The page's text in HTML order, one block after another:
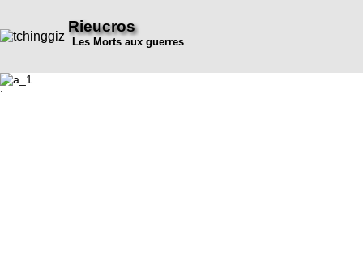
Rieucros
Les Morts aux guerres
: